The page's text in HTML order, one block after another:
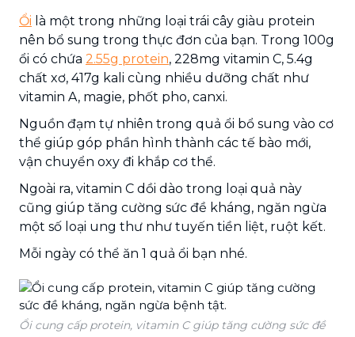
Ổi là một trong những loại trái cây giàu protein
nên bổ sung trong thực đơn của bạn. Trong 100g
ổi có chứa 2.55g protein, 228mg vitamin C, 5.4g
chất xơ, 417g kali cùng nhiều dưỡng chất như
vitamin A, magie, phốt pho, canxi.
Nguồn đạm tự nhiên trong quả ổi bổ sung vào cơ
thể giúp góp phần hình thành các tế bào mới,
vận chuyển oxy đi khắp cơ thể.
Ngoài ra, vitamin C dồi dào trong loại quả này
cũng giúp tăng cường sức đề kháng, ngăn ngừa
một số loại ung thư như tuyến tiền liệt, ruột kết.
Mỗi ngày có thể ăn 1 quả ổi bạn nhé.
Ổi cung cấp protein, vitamin C giúp tăng cường sức đề